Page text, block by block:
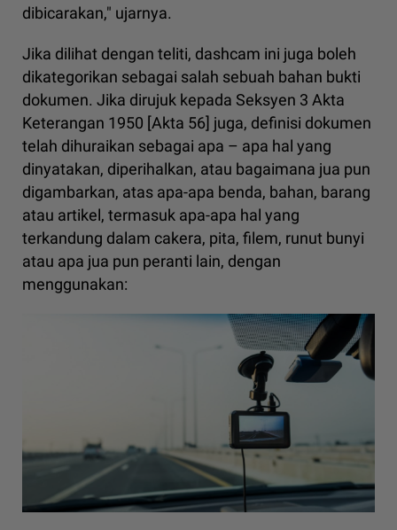
dibicarakan," ujarnya.
Jika dilihat dengan teliti, dashcam ini juga boleh
dikategorikan sebagai salah sebuah bahan bukti
dokumen. Jika dirujuk kepada Seksyen 3 Akta
Keterangan 1950 [Akta 56] juga, definisi dokumen
telah dihuraikan sebagai apa – apa hal yang
dinyatakan, diperihalkan, atau bagaimana jua pun
digambarkan, atas apa-apa benda, bahan, barang
atau artikel, termasuk apa-apa hal yang
terkandung dalam cakera, pita, filem, runut bunyi
atau apa jua pun peranti lain, dengan
menggunakan: